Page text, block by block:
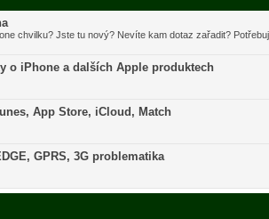
chvilku? Jste tu nový? Nevíte kam dotaz zařadit?
o iPhone a dalších Apple produktech
App Store, iCloud, Match
GPRS, 3G problematika